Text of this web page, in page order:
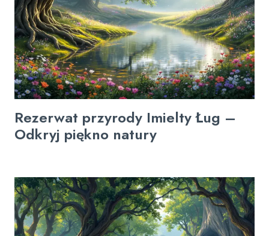
Rezerwat przyrody Imielty Ług –
Odkryj piękno natury